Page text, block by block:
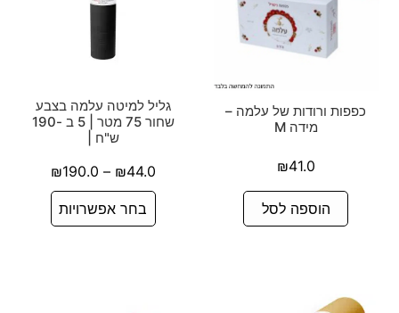
כפפות ורודות של עלמה –
מידה M
₪41.0
הוספה לסל
גליל למיטה עלמה בצבע
שחור 75 מטר | 5 ב -190
ש"ח |
₪44.0
–
₪190.0
בחר אפשרויות